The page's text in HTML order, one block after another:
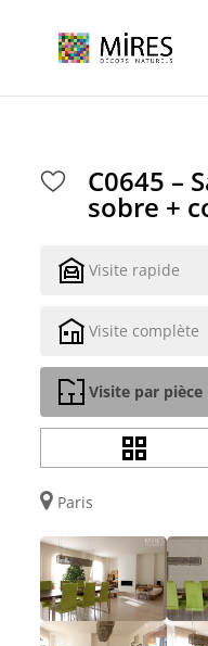
C0645 –
sobre +
Visite rapide
Visite complète
Visite par pièce
Paris